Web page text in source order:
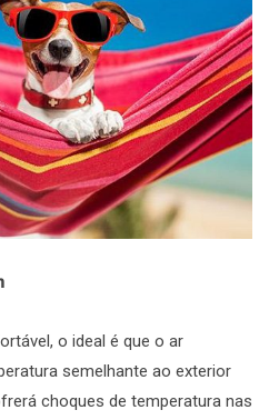
o ideal é que o ar
semelhante ao exterior
choques de temperatura nas